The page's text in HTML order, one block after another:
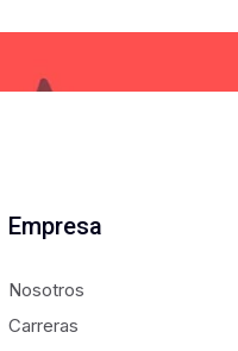
Empresa
Nosotros
Carreras